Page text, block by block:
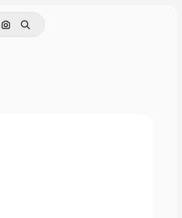
Поиск по изображению
Поиск